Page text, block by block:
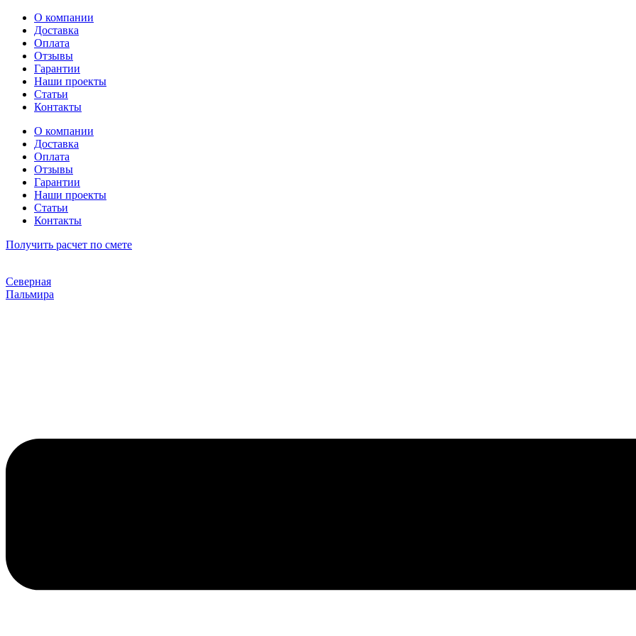
Перейти
содержимому
О компании
Доставка
Оплата
Отзывы
Гарантии
Наши проекты
Статьи
Контакты
О компании
Доставка
Оплата
Отзывы
Гарантии
Наши проекты
Статьи
Контакты
Получить расчет по смете
Северная
Пальмира